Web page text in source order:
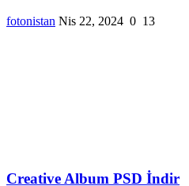
fotonistan Nis 22, 2024 0 13
Creative Album PSD İndir